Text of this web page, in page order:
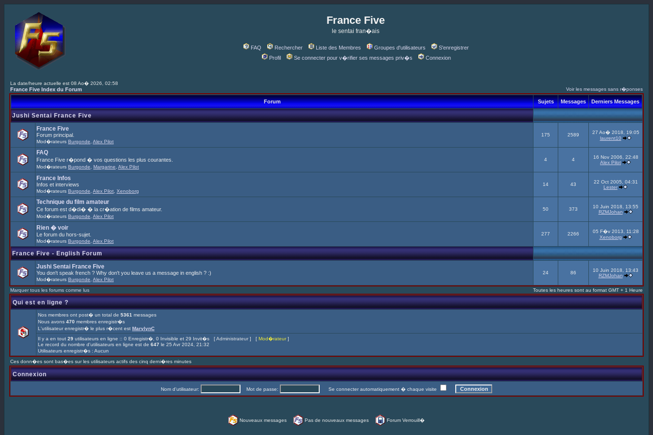
France Five
le sentai fran�ais
FAQ Rechercher Liste des Membres Groupes d'utilisateurs
S'enregistrer
Profil
Se connecter pour v�rifier ses messages priv�s Connexion
La date/heure actuelle est 08 Ao� 2026, 02:58
France Five Index du Forum Voir les messages sans r�ponses
Forum Sujets Messages Derniers Messages
Jushi Sentai France Five
France Five
Forum principal.
Mod�rateurs Burgonde Alex Pilot
175 2589
27 Ao� 2018, 19:05
laurent10
FAQ
France Five r�pond � vos questions les plus courantes.
Mod�rateurs Burgonde Margarine Alex Pilot
4 4
16 Nov 2006, 22:48
Alex Pilot
France Infos
Infos et interviews
Mod�rateurs Burgonde Alex Pilot Xenoborg
14 43
22 Oct 2005, 04:31
Lester
Technique du film amateur
Ce forum est d�di� � la cr�ation de films amateur.
Mod�rateurs Burgonde Alex Pilot
50 373
10 Juin 2018, 13:55
RZMJohan
Rien � voir
Le forum du hors-sujet.
Mod�rateurs Burgonde Alex Pilot
277 2266
05 F�v 2013, 11:28
Xenoborg
France Five - English Forum
Jushi Sentai France Five
You don't speak french ? Why don't you leave us a message in english ? :)
Mod�rateurs Burgonde Alex Pilot
24 86
10 Juin 2018, 13:43
RZMJohan
Marquer tous les forums comme lus Toutes les heures sont au format GMT + 1 Heure
Qui est en ligne ?
Nos membres ont post� un total de 5361 messages
Nous avons 470 membres enregistr�s
L'utilisateur enregistr� le plus r�cent est MarylynC
Il y a en tout 29 utilisateurs en ligne :: 0 Enregistr�, 0 Invisible et 29 Invit�s [Administrateur] [ Mod�rateur]
Le record du nombre d'utilisateurs en ligne est de 647 le 25 Avr 2024, 21:32
Utilisateurs enregistr�s : Aucun
Ces donn�es sont bas�es sur les utilisateurs actifs des cinq derni�res minutes
Connexion
Nom d'utilisateur: Mot de passe: Se connecter automatiquement � chaque visite
Nouveaux messages Pas de nouveaux messages Forum Verrouill�